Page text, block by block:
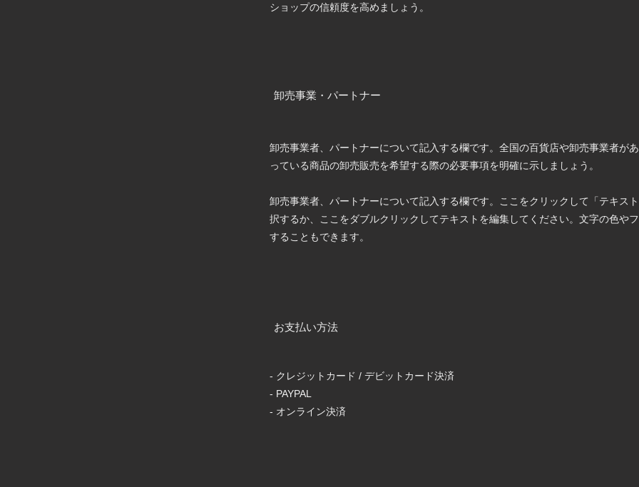
ショップの信頼度を高めましょう。
卸売事業・パートナー
卸売事業者、パートナーについて記入する欄です。全国の百貨店や卸売事業者が
っている商品の卸売販売を希望する際の必要事項を明確に示しましょう。
卸売事業者、パートナーについて記入する欄です。ここをクリックして「テキス
択するか、ここをダブルクリックしてテキストを編集してください。文字の色や
することもできます。
お支払い方法
- クレジットカード / デビットカード決済
- PAYPAL
- オンライン決済